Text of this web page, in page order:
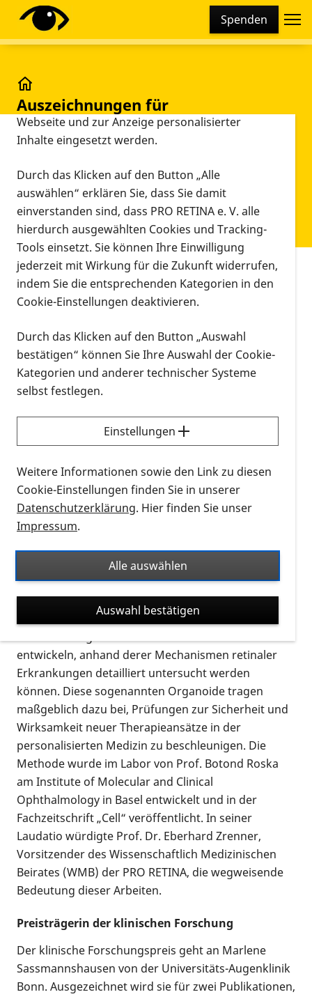
Spenden
Auszeichnungen für
zukunftsweisende
wissenschaftliche Innovationen
PRO RETINA Forschungspreise
für herausragende Arbeiten zu
Netzhautdegenerationen auf der
DOG
Vorlesen
Bonn, 24.9.2021.Eine Wissenschaftlerin und ein
Wissenschaftler aus Basel sowie eine Medizinerin
Forschungspreisen ausgezeichnet, die PRO RETINA
Deutschland e. V. gemeinsam mit RETINA Suisse und
der PRO RETINA Stiftung zur Verhütung von
Blindheit jährlich verleiht. Prämiert werden
herausragende Beiträge in der klinischen und
grundlagenwissenschaftlichen Forschung. Die
Kongresses der Deutschen Ophthalmologischen
Gesellschaft (DOG) statt.
Preisträgerinnen und Preisträger der
Grundlagenforschung
Cameron Cowan und Magdalena Renner erhalten
die Auszeichnung für ihre bedeutenden Leistungen
im Bereich der Grundlagenforschung. Den beiden
Forschenden ist es gelungen, aus Stammzellen
entwickeln, anhand derer Mechanismen retinaler
Erkrankungen detailliert untersucht werden
können. Diese sogenannten Organoide tragen
maßgeblich dazu bei, Prüfungen zur Sicherheit und
Wirksamkeit neuer Therapieansätze in der
personalisierten Medizin zu beschleunigen. Die
Methode wurde im Labor von Prof. Botond Roska
am Institute of Molecular and Clinical
Ophthalmology in Basel entwickelt und in der
Fachzeitschrift „Cell“ veröffentlicht. In seiner
Laudatio würdigte Prof. Dr. Eberhard Zrenner,
Vorsitzender des Wissenschaftlich Medizinischen
Beirates (WMB) der PRO RETINA, die wegweisende
Bedeutung dieser Arbeiten.
Preisträgerin der klinischen Forschung
Der klinische Forschungspreis geht an Marlene
Sassmannshausen von der Universitäts-Augenklinik
Bonn. Ausgezeichnet wird sie für zwei Publikationen,
Diese Webseite setzt verschiedene Cookies und
Tracking-Tools ein. Dies beinhaltet Cookies und
technisch notwendig sind, die zu statistischen
Zwecken sowie zur besseren Bedienbarkeit der
Webseite und zur Anzeige personalisierter
Inhalte eingesetzt werden.
Durch das Klicken auf den Button „Alle
auswählen“ erklären Sie, dass Sie damit
einverstanden sind, dass PRO RETINA e. V. alle
hierdurch ausgewählten Cookies und Tracking-
Tools einsetzt. Sie können Ihre Einwilligung
jederzeit mit Wirkung für die Zukunft widerrufen,
indem Sie die entsprechenden Kategorien in den
Cookie-Einstellungen deaktivieren.
Durch das Klicken auf den Button „Auswahl
bestätigen“ können Sie Ihre Auswahl der Cookie-
Kategorien und anderer technischer Systeme
selbst festlegen.
Einstellungen
Weitere Informationen sowie den Link zu diesen
Cookie-Einstellungen finden Sie in unserer
Datenschutzerklärung. Hier finden Sie unser
Impressum.
Alle auswählen
Auswahl bestätigen